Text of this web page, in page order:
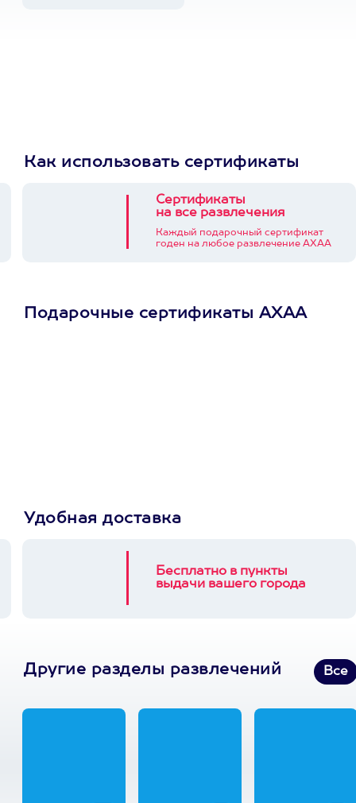
Как использовать сертификаты
Сертификаты
на все развлечения
Каждый подарочный сертификат
годен на любое развлечение АХАА
Подарочные сертификаты АХАА
Удобная доставка
Бесплатно в пункты
выдачи вашего города
Другие разделы развлечений Все